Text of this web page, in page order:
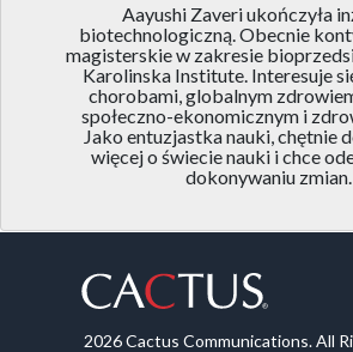
Aayushi Zaveri ukończyła
biotechnologiczną. Obecnie
magisterskie w zakresie
Karolinska Institute. Interesuje
chorobami, globalnym
społeczno-ekonomicznym i
Jako entuzjastka nauki, chętnie
więcej o świecie nauki i chce
dokonywaniu zmian.
2026 Cactus Communications. All